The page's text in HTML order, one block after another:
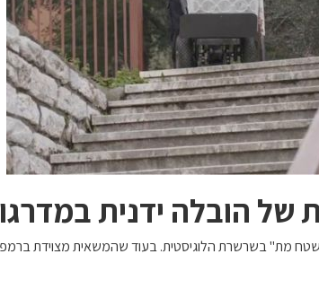
הובלה ידנית
מת" בשרשרת הלוגיסטית. בעוד שהמשאית מצוידת